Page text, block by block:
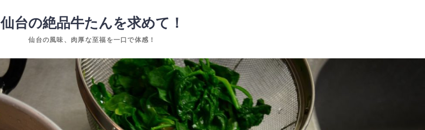
仙台の絶品牛たんを求めて！
仙台の風味、肉厚な至福を一口で体感！